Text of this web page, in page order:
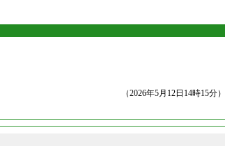
（2026年5月12日14時15分）